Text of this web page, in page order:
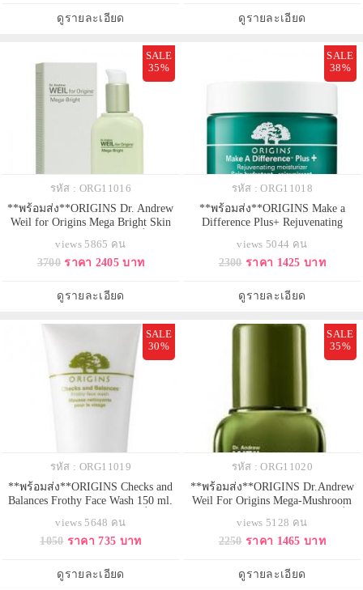
สดชื่นสู่ผิวอ่อนล้า ปลอบประโลมผิว
คืนความชุ่มชื้นและความกระจ่างใ
ดูรายละเอียด
ผิว ลดปัญหาการเกิดสีผิวไม่
สม่ำเสมอในอนาคต
ดูรายละเอียด
SALE
35%
รหัส : ORG11016
**พร้อมส่ง**ORIGINS Dr. Andrew
Weil for Origins Mega Bright Skin
เข้มข้นสูงด้วย Dr. Andrew Weils
natural light complex ตรงเข้าดูแลที่
กระบวนการทำร้ายผิว เพื่อผิวดู
กระจ่างใส เปล่งประกายอย่างแ
views 5865 คน
3700 ราคา 2405 บาท
ดูรายละเอียด
SALE
38%
รหัส : ORG11018
**พร้อมส่ง**ORIGINS Make a
Difference Plus+ Rejuvenating
นวัตกรรมใหม่ในการฟื้นฟูปัญหาผิว
ที่แห้งกร้าน ขาดน้ำ ช่วยเสริม
น้ำตามธรรมชาติผิว เมื่อใช้เป็น
ประจำจนสังเกตได้ถึงผิวชุ่มชื่นดู
views 5044 คน
2300 ราคา 1425 บาท
ดูรายละเอียด
SALE
30%
รหัส : ORG11019
**พร้อมส่ง**ORIGINS Checks and
Balances Frothy Face Wash 150 ml.
รางวัลด้านความงามจากนิตยสาร
มากมาย ช่วยทำความสะอาดพร้อม
เกินบริเวณ T-zone เติมความชุ่มชื่น
ให้ผิวเนียนนุ่ม ไม่แห้งตึงหลังล้าง
views 5648 คน
1050 ราคา 735 บาท
ดูรายละเอียด
SALE
35%
รหัส : ORG11020
**พร้อมส่ง**ORIGINS Dr.Andrew
Weil For Origins Mega-Mushroom
แลผิวรอบดวงตา Mega-Mushroom
Skin Relief Eye Serum เนื้อบางเบา
คล้ำและริ้วรอยแห่งความอ่อนล้า
views 5128 คน
2250 ราคา 1465 บาท
ดูรายละเอียด